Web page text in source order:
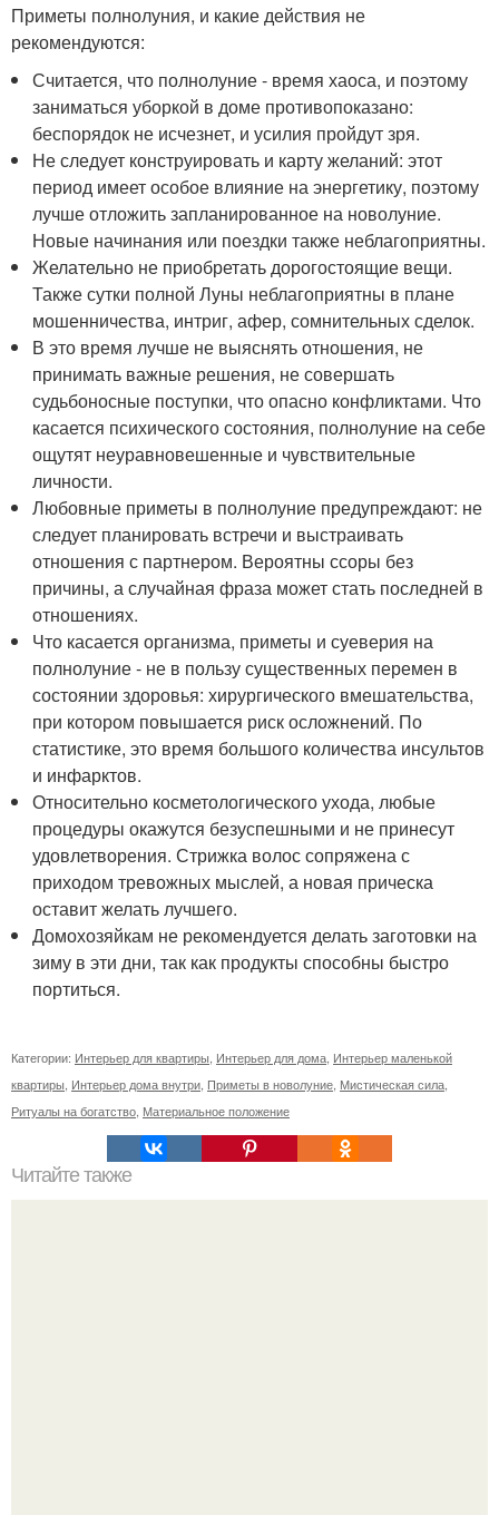
Приметы полнолуния, и какие действия не
рекомендуются:
Считается, что полнолуние - время хаоса, и поэтому
заниматься уборкой в доме противопоказано:
беспорядок не исчезнет, и усилия пройдут зря.
Не следует конструировать и карту желаний: этот
период имеет особое влияние на энергетику, поэтому
лучше отложить запланированное на новолуние.
Новые начинания или поездки также неблагоприятны.
Желательно не приобретать дорогостоящие вещи.
Также сутки полной Луны неблагоприятны в плане
мошенничества, интриг, афер, сомнительных сделок.
В это время лучше не выяснять отношения, не
принимать важные решения, не совершать
судьбоносные поступки, что опасно конфликтами. Что
касается психического состояния, полнолуние на себе
ощутят неуравновешенные и чувствительные
личности.
Любовные приметы в полнолуние предупреждают: не
следует планировать встречи и выстраивать
отношения с партнером. Вероятны ссоры без
причины, а случайная фраза может стать последней в
отношениях.
Что касается организма, приметы и суеверия на
полнолуние - не в пользу существенных перемен в
состоянии здоровья: хирургического вмешательства,
при котором повышается риск осложнений. По
статистике, это время большого количества инсультов
и инфарктов.
Относительно косметологического ухода, любые
процедуры окажутся безуспешными и не принесут
удовлетворения. Стрижка волос сопряжена с
приходом тревожных мыслей, а новая прическа
оставит желать лучшего.
Домохозяйкам не рекомендуется делать заготовки на
зиму в эти дни, так как продукты способны быстро
портиться.
Категории: Интерьер для квартиры, Интерьер для дома, Интерьер маленькой
квартиры, Интерьер дома внутри, Приметы в новолуние, Мистическая сила,
Ритуалы на богатство, Материальное положение
Читайте также